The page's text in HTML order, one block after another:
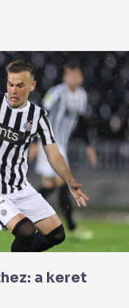
a keret